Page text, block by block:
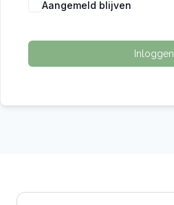
Aangemeld blijven
Inloggen